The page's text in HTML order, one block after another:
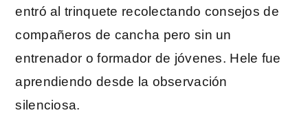
entró al trinquete recolectando consejos de
compañeros de cancha pero sin un
entrenador o formador de jóvenes. Hele fue
aprendiendo desde la observación
silenciosa.